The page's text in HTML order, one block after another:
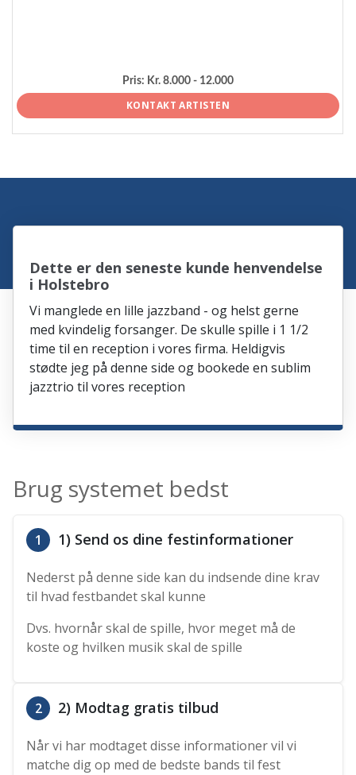
Pris: Kr. 8.000 - 12.000
KONTAKT ARTISTEN
Dette er den seneste kunde henvendelse
i Holstebro
Vi manglede en lille jazzband - og helst gerne
med kvindelig forsanger. De skulle spille i 1 1/2
time til en reception i vores firma. Heldigvis
stødte jeg på denne side og bookede en sublim
jazztrio til vores reception
Brug systemet bedst
1 1) Send os dine festinformationer
Nederst på denne side kan du indsende dine krav
til hvad festbandet skal kunne
Dvs. hvornår skal de spille, hvor meget må de
koste og hvilken musik skal de spille
2 2) Modtag gratis tilbud
Når vi har modtaget disse informationer vil vi
matche dig op med de bedste bands til fest